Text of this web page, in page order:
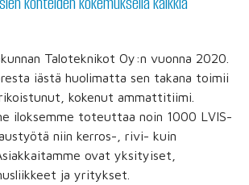
Taloteknikot Oy:n vuonna 2020.
iästä huolimatta sen takana toimii
kokenut ammattitiimi.
iloksemme toteuttaa noin 1000 LVIS-
niin kerros-, rivi- kuin
ovat yksityiset,
ja yritykset.